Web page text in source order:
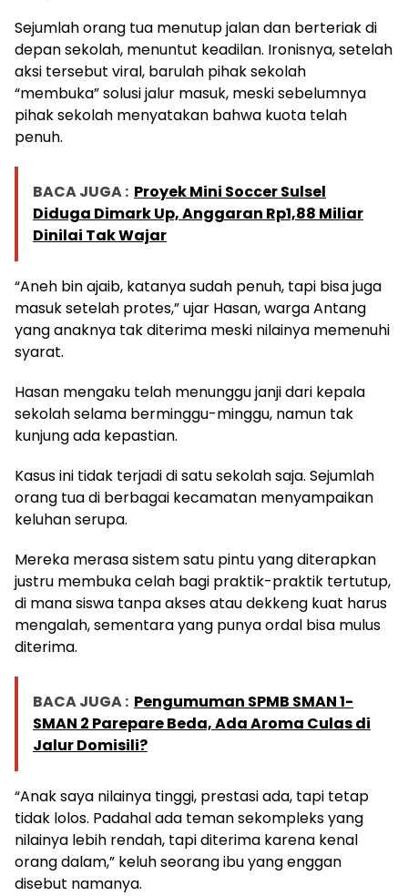
Sejumlah orang tua menutup jalan dan berteriak di
depan sekolah, menuntut keadilan. Ironisnya, setelah
aksi tersebut viral, barulah pihak sekolah
“membuka” solusi jalur masuk, meski sebelumnya
pihak sekolah menyatakan bahwa kuota telah
penuh.
BACA JUGA : Proyek Mini Soccer Sulsel
Diduga Dimark Up, Anggaran Rp1,88 Miliar
Dinilai Tak Wajar
“Aneh bin ajaib, katanya sudah penuh, tapi bisa juga
masuk setelah protes,” ujar Hasan, warga Antang
yang anaknya tak diterima meski nilainya memenuhi
syarat.
Hasan mengaku telah menunggu janji dari kepala
sekolah selama berminggu-minggu, namun tak
kunjung ada kepastian.
Kasus ini tidak terjadi di satu sekolah saja. Sejumlah
orang tua di berbagai kecamatan menyampaikan
keluhan serupa.
Mereka merasa sistem satu pintu yang diterapkan
justru membuka celah bagi praktik-praktik tertutup,
di mana siswa tanpa akses atau dekkeng kuat harus
mengalah, sementara yang punya ordal bisa mulus
diterima.
BACA JUGA : Pengumuman SPMB SMAN 1-
SMAN 2 Parepare Beda, Ada Aroma Culas di
Jalur Domisili?
“Anak saya nilainya tinggi, prestasi ada, tapi tetap
tidak lolos. Padahal ada teman sekompleks yang
nilainya lebih rendah, tapi diterima karena kenal
orang dalam,” keluh seorang ibu yang enggan
disebut namanya.